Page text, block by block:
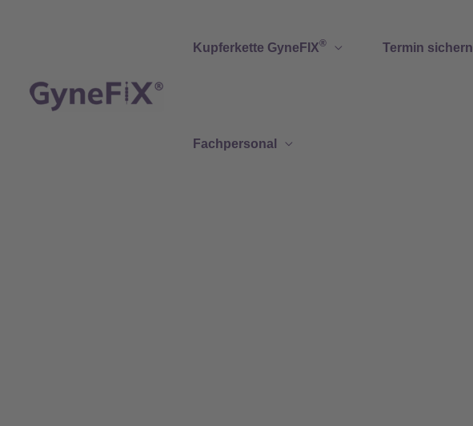
Kupferkette GyneFIX® Termin sichern
Fachpersonal